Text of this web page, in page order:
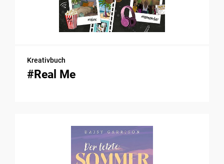
Kreativbuch
#Real Me